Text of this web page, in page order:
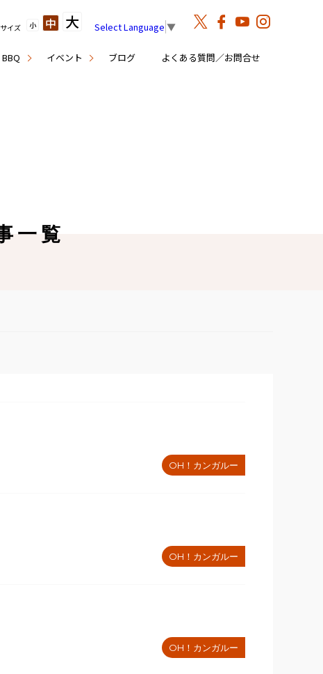
イベント ブログ よくある質問／お問合せ
イズ 小 中 大 Select Language ▼
一覧
OH！カンガルー
OH！カンガルー
OH！カンガルー